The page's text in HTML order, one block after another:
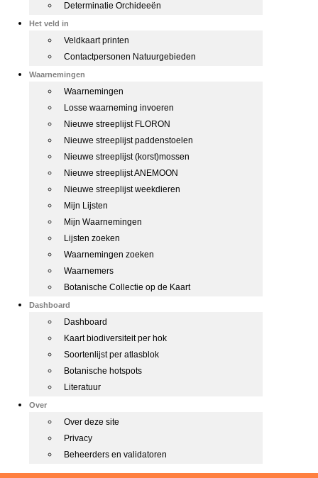
Determinatie Orchideeën
Het veld in
Veldkaart printen
Contactpersonen Natuurgebieden
Waarnemingen
Waarnemingen
Losse waarneming invoeren
Nieuwe streeplijst FLORON
Nieuwe streeplijst paddenstoelen
Nieuwe streeplijst (korst)mossen
Nieuwe streeplijst ANEMOON
Nieuwe streeplijst weekdieren
Mijn Lijsten
Mijn Waarnemingen
Lijsten zoeken
Waarnemingen zoeken
Waarnemers
Botanische Collectie op de Kaart
Dashboard
Dashboard
Kaart biodiversiteit per hok
Soortenlijst per atlasblok
Botanische hotspots
Literatuur
Over
Over deze site
Privacy
Beheerders en validatoren